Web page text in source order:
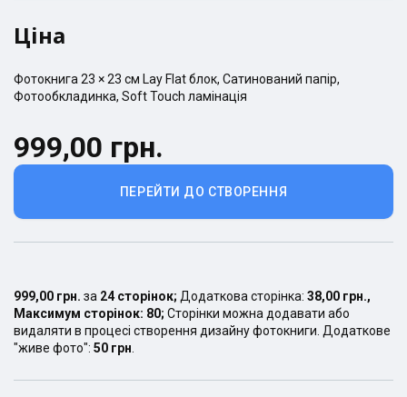
Ціна
Фотокнига 23 × 23 см Lay Flatблок, Сатинований папір,
Фотообкладинка, Soft Touch ламінація
ПЕРЕЙТИ ДО СТВОРЕННЯ
999,00 грн.
999,00 грн. за 24 сторінок; Додаткова сторінка: 38,00 грн.,
Максимум сторінок: 80; Сторінки можна додавати або
видаляти в процесі створення дизайну фотокниги. Додаткове
"живе фото": 50 грн